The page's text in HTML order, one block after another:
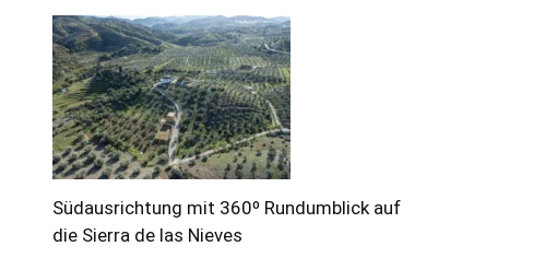
Südausrichtung mit 360º Rundumblick auf
die Sierra de las Nieves